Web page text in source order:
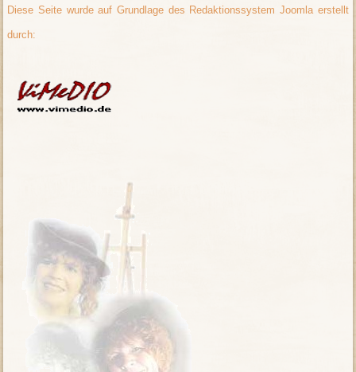
Diese Seite wurde auf Grundlage des Redaktionssystem Joomla erstellt
durch: